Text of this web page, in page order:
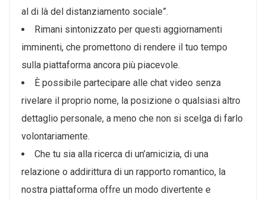
al di là del distanziamento sociale”.
Rimani sintonizzato per questi aggiornamenti
imminenti, che promettono di rendere il tuo tempo
sulla piattaforma ancora più piacevole.
È possibile partecipare alle chat video senza
rivelare il proprio nome, la posizione o qualsiasi altro
dettaglio personale, a meno che non si scelga di farlo
volontariamente.
Che tu sia alla ricerca di un’amicizia, di una
relazione o addirittura di un rapporto romantico, la
nostra piattaforma offre un modo divertente e